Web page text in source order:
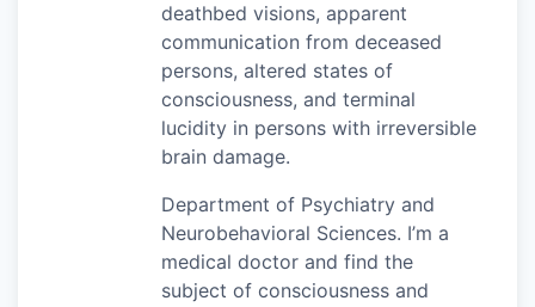
deathbed visions, apparent
communication from deceased
persons, altered states of
consciousness, and terminal
lucidity in persons with irreversible
brain damage.
Department of Psychiatry and
Neurobehavioral Sciences. I’m a
medical doctor and find the
subject of consciousness and